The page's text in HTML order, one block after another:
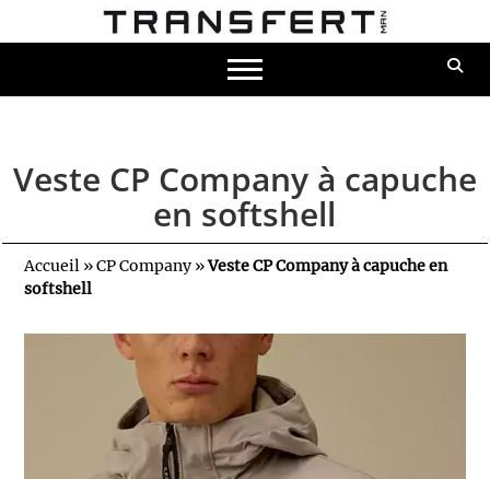
Veste CP Company à capuche
en softshell
Accueil »CP Company »Veste CP Company à capuche en
softshell